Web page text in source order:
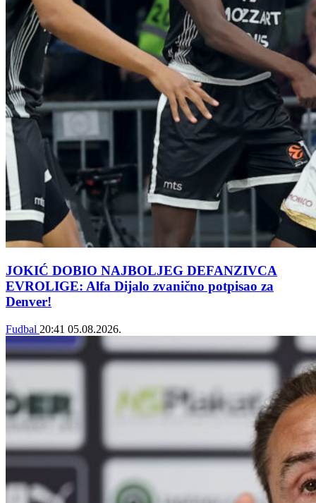
JOKIĆ DOBIO NAJBOLJEG DEFANZIVCA
EVROLIGE: Alfa Dijalo zvanično potpisao za
Denver!
Fudbal 20:41 05.08.2026.